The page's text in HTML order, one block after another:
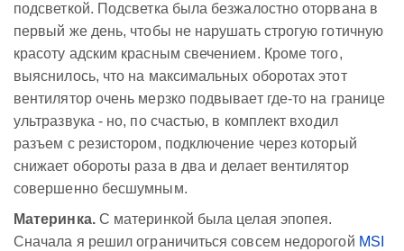
подсветкой. Подсветка была безжалостно оторвана в
первый же день, чтобы не нарушать строгую готичную
красоту адским красным свечением. Кроме того,
выяснилось, что на максимальных оборотах этот
вентилятор очень мерзко подвывает где-то на границе
ультразвука - но, по счастью, в комплект входил
разъем с резистором, подключение через который
снижает обороты раза в два и делает вентилятор
совершенно бесшумным.
Материнка.С материнкой была целая эпопея.
Сначала я решил ограничиться совсем недорогой MSI